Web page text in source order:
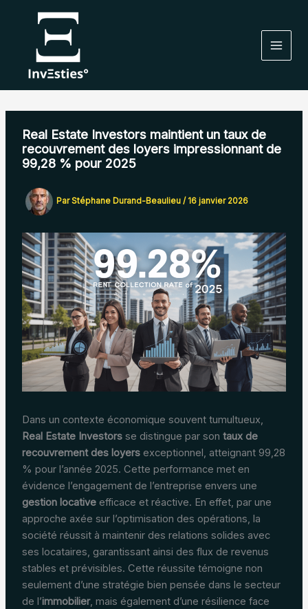
Real Estate Investors maintient un taux de
recouvrement des loyers impressionnant de
99,28 % pour 2025
ParStéphane Durand-Beaulieu / 16 janvier 2026
Dans un contexte économique souvent tumultueux,
Real Estate Investorsse distingue par son taux de
recouvrement des loyersexceptionnel, atteignant 99,28
% pour l’année 2025. Cette performance met en
évidence l’engagement de l’entreprise envers une
gestion locativeefficace et réactive. En effet, par une
approche axée sur l’optimisation des opérations, la
société réussit à maintenir des relations solides avec
ses locataires, garantissant ainsi des flux de revenus
stables et prévisibles. Cette réussite témoigne non
seulement d’une stratégie bien pensée dans le secteur
de l’immobilier, mais également d’une résilience face